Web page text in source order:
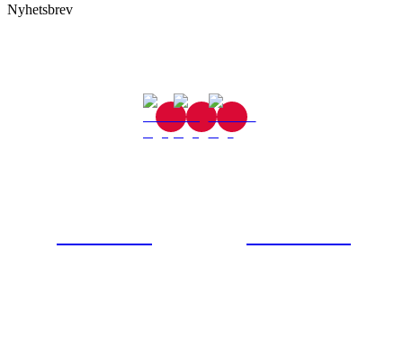
Nyhetsbrev